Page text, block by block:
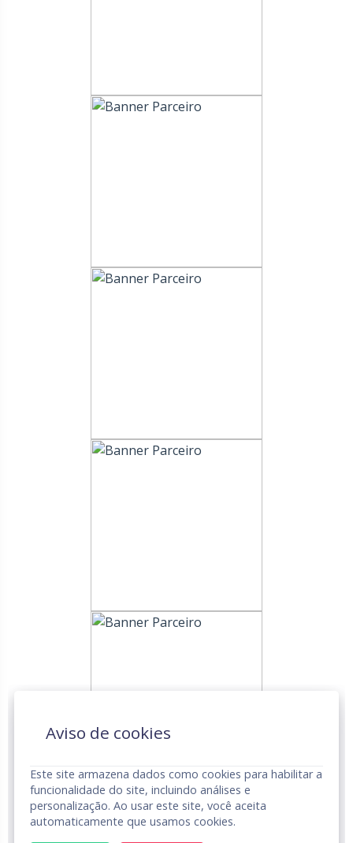
Aviso de cookies
Este site armazena dados como cookies para habilitar a
funcionalidade do site, incluindo análises e
personalização. Ao usar este site, você aceita
automaticamente que usamos cookies.